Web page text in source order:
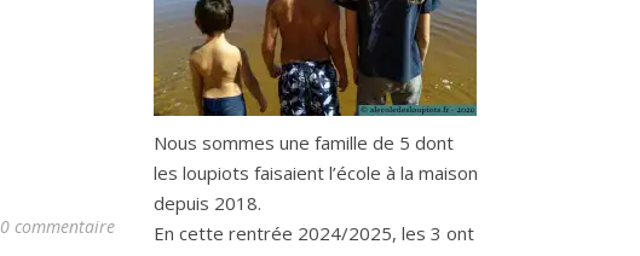
0 commentaire
Nous sommes une famille de 5 dont
les loupiots faisaient l’école à la maison
depuis 2018.
En cette rentrée 2024/2025, les 3 ont